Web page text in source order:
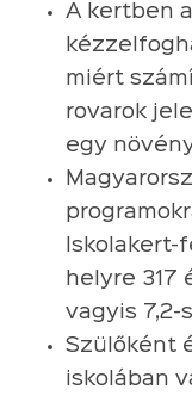
A kertben
miért
rovarok
egy
Iskolakert-
helyre 317
vagyis 7,2-
Szülőként
iskolában